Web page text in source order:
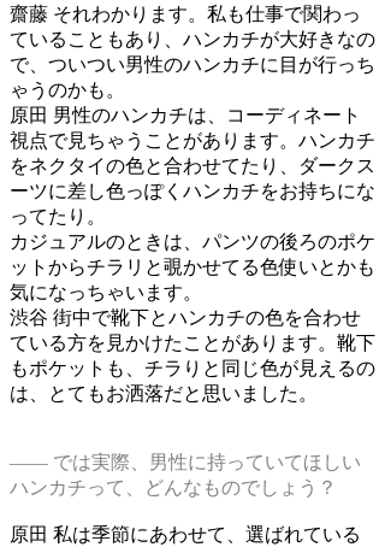
齋藤 それわかります。私も仕事で関わっ
ていることもあり、ハンカチが大好きなの
で、ついつい男性のハンカチに目が行っち
ゃうのかも。
原田 男性のハンカチは、コーディネート
視点で見ちゃうことがあります。ハンカチ
をネクタイの色と合わせてたり、ダークス
ーツに差し色っぽくハンカチをお持ちにな
ってたり。
カジュアルのときは、パンツの後ろのポケ
ットからチラリと覗かせてる色使いとかも
気になっちゃいます。
渋谷 街中で靴下とハンカチの色を合わせ
ている方を見かけたことがあります。靴下
もポケットも、チラりと同じ色が見えるの
は、とてもお洒落だと思いました。
―― では実際、男性に持っていてほしい
ハンカチって、どんなものでしょう？
原田 私は季節にあわせて、選ばれている